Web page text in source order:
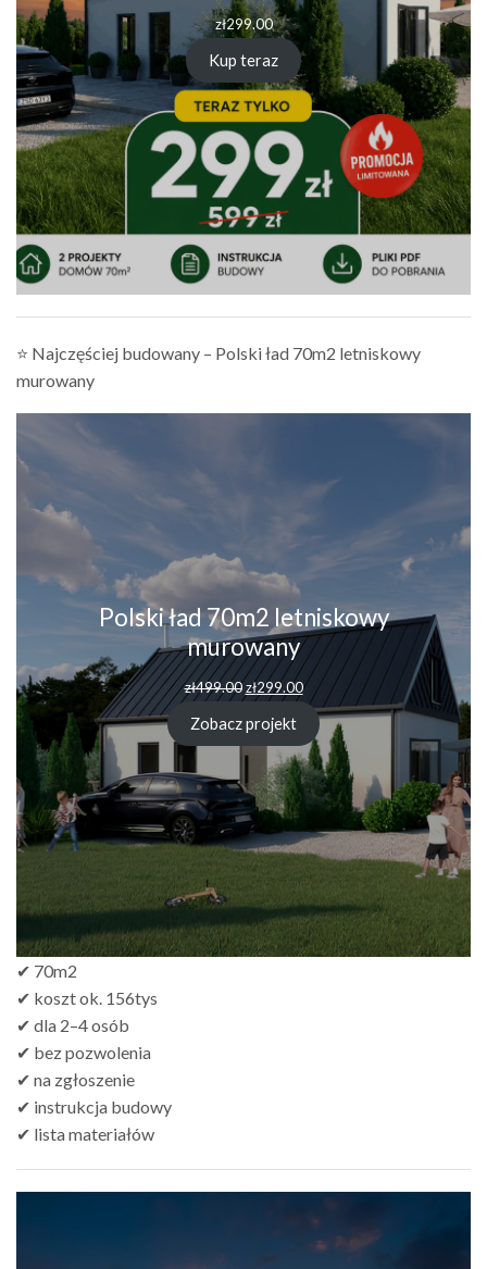
zł299.00
Kup teraz
⭐ Najczęściej budowany – Polski ład 70m2 letniskowy
murowany
Polski ład 70m2 letniskowy
murowany
zł499.00Pierwotna
cena
wynosiła:
zł499.00.
zł299.00Aktualna
cena
wynosi:
zł299.00.
Zobacz projekt
✔ 70m2
✔ koszt ok. 156tys
✔ dla 2–4 osób
✔ bez pozwolenia
✔ na zgłoszenie
✔ instrukcja budowy
✔ lista materiałów